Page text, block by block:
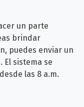
un parte
brindar
puedes enviar un
. El sistema se
las 8 a.m.